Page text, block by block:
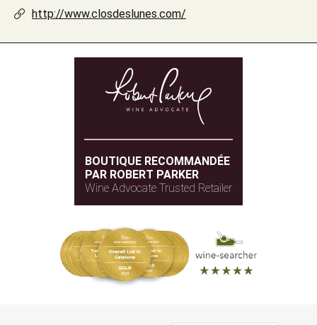
http://www.closdeslunes.com/
BOUTIQUE RECOMMANDÉE
PAR ROBERT PARKER
Wine Advocate Trusted Retailer